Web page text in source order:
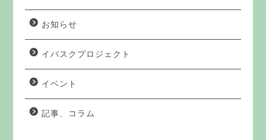
お知らせ
イバスクプロジェクト
イベント
記事、コラム